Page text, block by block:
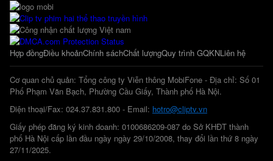
Hợp đồngĐiều khoảnChính sáchChất lượngQuy trình GQKNLiên hệ
Cơ quan chủ quản: Tổng công ty Viễn thông MobiFone - Địa chỉ: Số 01
Phố Phạm Văn Bạch, Phường Cầu Giấy, Thành phố Hà Nội.
Điện thoại/Fax: 024.37.831.800 - Email: hotro@cliptv.vn
Giấy phép đăng ký kinh doanh: 0100686209-087 do Sở KHĐT thành
phố Hà Nội cấp lần đầu ngày ngày 29/10/2008, thay đổi lần thứ 8 ngày
27/11/2025.